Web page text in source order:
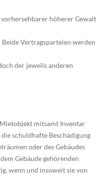
höherer Gewalt
Vertragsparteien werden
der jeweils anderen
mitsamt Inventar
schuldhafte Beschädigung
oder des Gebäudes
Gebäude gehörenden
wenn und insoweit sie von